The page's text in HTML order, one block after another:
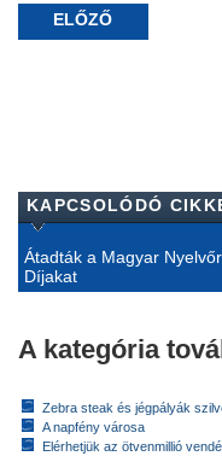
ELŐZŐ
KAPCSOLÓDÓ
Átadták a Magyar Nyelvőr
Díjakat
A kategória
Zebra steak és jégpályák
A napfény városa
Elérhetjük az ötvenmillió